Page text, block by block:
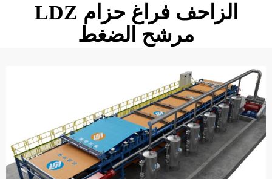
LDZ الزاحف فراغ حزام
مرشح الضغط